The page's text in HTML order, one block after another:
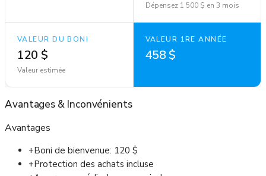
Dépensez 1 500 $ en 3 mois
VALEUR DU BONI
120 $
Valeur estimée
VALEUR 1RE ANNÉE
458 $
Avantages & Inconvénients
Avantages
+Boni de bienvenue: 120 $
+Protection des achats incluse